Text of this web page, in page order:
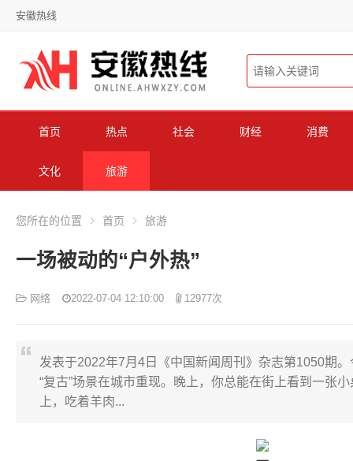
安徽热线
首页 热点 社会 财经 消费
文化 旅游
您所在的位置 首页 旅游
一场被动的“户外热”
网络 2022-07-04 12:10:00 12977次
发表于2022年7月4日《中国新闻周刊》杂志第1050期
“复古”场景在城市重现。晚上，你总能在街上看到一张
上，吃着羊肉...